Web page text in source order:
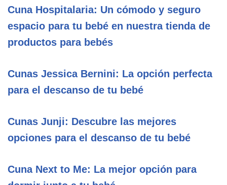
Cuna Hospitalaria: Un cómodo y seguro
espacio para tu bebé en nuestra tienda de
productos para bebés
Cunas Jessica Bernini: La opción perfecta
para el descanso de tu bebé
Cunas Junji: Descubre las mejores
opciones para el descanso de tu bebé
Cuna Next to Me: La mejor opción para